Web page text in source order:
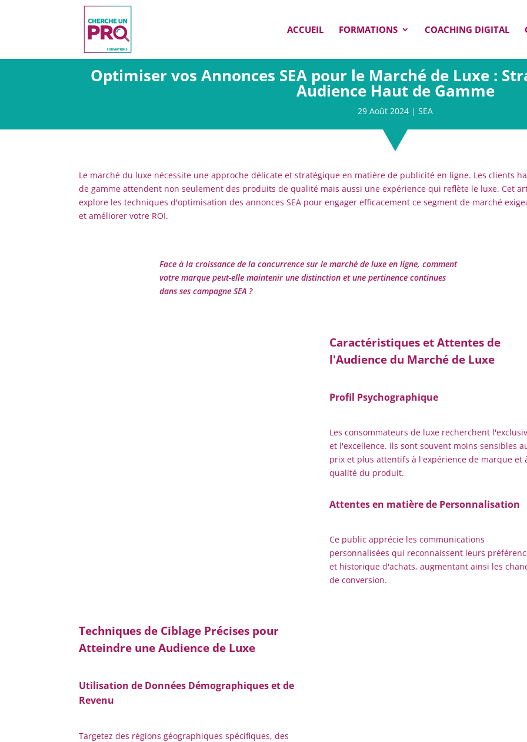
ACCUEIL FORMATIONS COACHING DIGITAL
Optimiser vos Annonces SEA pour le Marché de Luxe :
Audience Haut de Gamme
29 Août 2024 | SEA
Le marché du luxe nécessite une approche délicate et stratégique en matière de publicité en ligne. Les clients
de gamme attendent non seulement des produits de qualité mais aussi une expérience qui reflète le luxe. Cet
explore les techniques d'optimisation des annonces SEA pour engager efficacement ce segment de marché
et améliorer votre ROI.
Face à la croissance de la concurrence sur le marché de luxe en ligne, comment
votre marque peut-elle maintenir une distinction et une pertinence continues
dans ses campagne SEA ?
Caractéristiques et Attentes de
l'Audience du Marché de Luxe
Profil Psychographique
Les consommateurs de luxe recherchent
et l'excellence. Ils sont souvent moins sensibles
prix et plus attentifs à l'expérience de marque et
qualité du produit.
Attentes en matière de Personnalisation
Ce public apprécie les communications
personnalisées qui reconnaissent leurs
et historique d'achats, augmentant ainsi les
de conversion.
Techniques de Ciblage Précises pour
Atteindre une Audience de Luxe
Utilisation de Données Démographiques et de
Revenu
Targetez des régions géographiques spécifiques, des